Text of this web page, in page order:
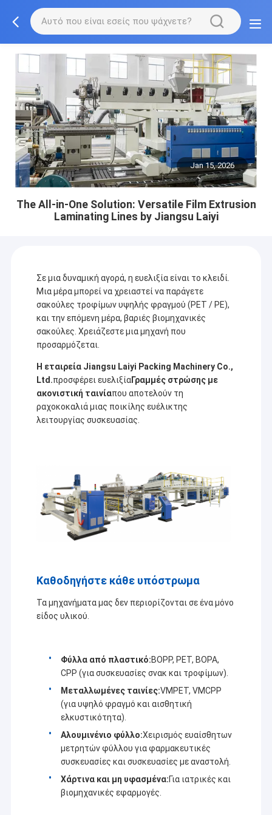
Jan 15, 2026
The All-in-One Solution: Versatile Film Extrusion
Laminating Lines by Jiangsu Laiyi
Σε μια δυναμική αγορά, η ευελιξία είναι το κλειδί.
Μια μέρα μπορεί να χρειαστεί να παράγετε
σακούλες τροφίμων υψηλής φραγμού (PET / PE),
και την επόμενη μέρα, βαριές βιομηχανικές
σακούλες. Χρειάζεστε μια μηχανή που
προσαρμόζεται.
Η εταιρεία Jiangsu Laiyi Packing Machinery Co.,
Ltd.προσφέρει ευελιξίαΓραμμές στρώσης με
ακονιστική ταινίαπου αποτελούν τη
ραχοκοκαλιά μιας ποικίλης ευέλικτης
λειτουργίας συσκευασίας.
Καθοδηγήστε κάθε υπόστρωμα
Τα μηχανήματα μας δεν περιορίζονται σε ένα μόνο
είδος υλικού.
Φύλλα από πλαστικό:BOPP, PET, BOPA,
CPP (για συσκευασίες σνακ και τροφίμων).
Μεταλλωμένες ταινίες:VMPET, VMCPP
(για υψηλό φραγμό και αισθητική
ελκυστικότητα).
Αλουμινένιο φύλλο:Χειρισμός ευαίσθητων
μετρητών φύλλου για φαρμακευτικές
συσκευασίες και συσκευασίες με αναστολή.
Χάρτινα και μη υφασμένα:Για ιατρικές και
βιομηχανικές εφαρμογές.